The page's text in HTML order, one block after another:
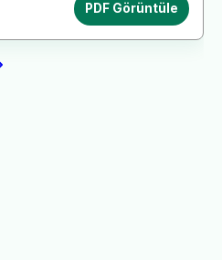
PDF Görüntüle